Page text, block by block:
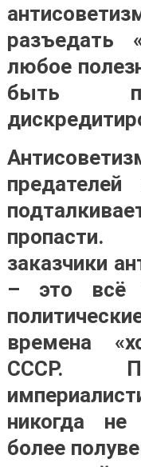
разъедать
любое
быть
заказчики
– это всё
времена
СССР.
никогда
более